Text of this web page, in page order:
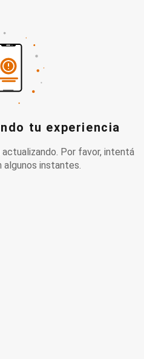
tu experiencia
Por favor, intentá
algunos instantes.